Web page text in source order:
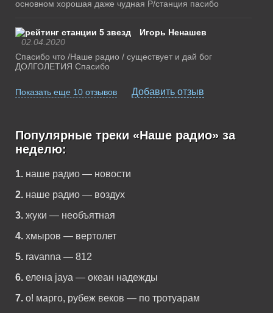
основном хорошая даже чудная Р/станция пасибо
Игорь Ненашев
02.04.2020
Спасибо что /Наше радио / существует и дай бог
ДОЛГОЛЕТИЯ Спасибо
Показать еще 10 отзывов Добавить отзыв
Популярные треки «Наше радио» за
неделю:
1. наше радио — новости
2. наше радио — воздух
3. жуки — необъятная
4. хмыров — вертолет
5. ravanna — 812
6. елена jaya — океан надежды
7. о! марго, рубеж веков — по тротуарам